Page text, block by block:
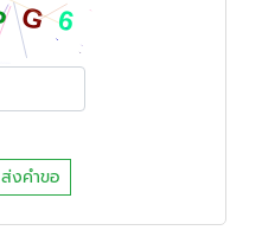
ส่งคำขอ